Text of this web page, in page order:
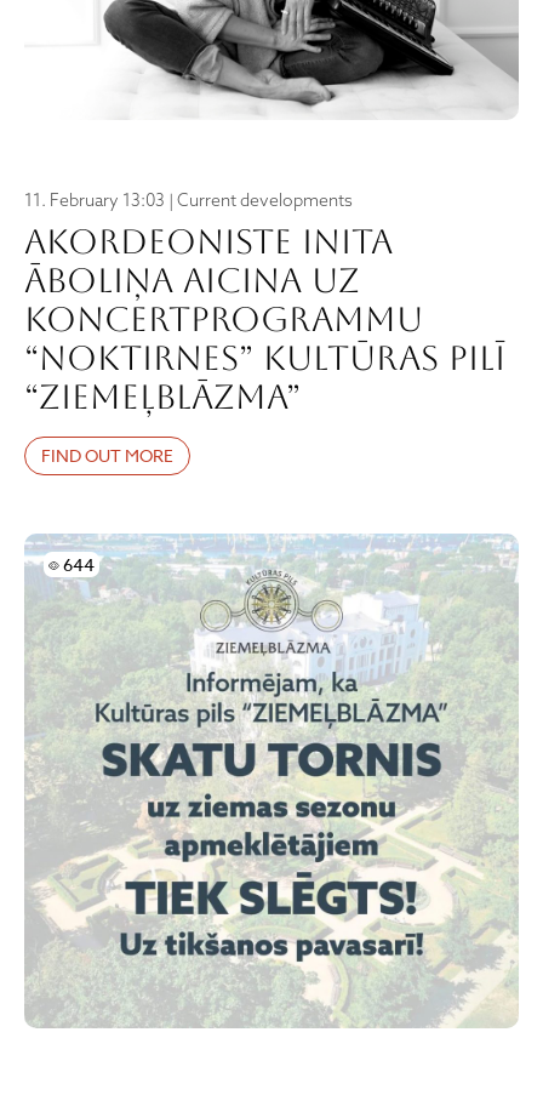
11. February 13:03 | Current developments
Akordeoniste Inita
Āboliņa aicina uz
koncertprogrammu
“Noktirnes” Kultūras pilī
“Ziemeļblāzma”
FIND OUT MORE
644
Skatījumi